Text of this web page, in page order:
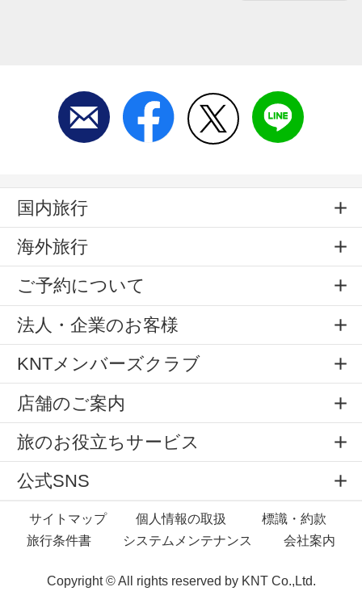
国内旅行
海外旅行
ご予約について
法人・企業のお客様
KNTメンバーズクラブ
店舗のご案内
旅のお役立ちサービス
公式SNS
サイトマップ 個人情報の取扱
標識・約款
旅行条件書
システムメンテナンス 会社案内
Copyright © All rights reserved by KNT Co.,Ltd.